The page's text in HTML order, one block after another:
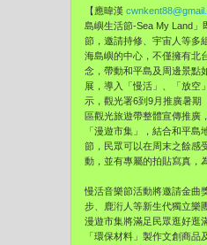
【應暐漢
島嶼生活節-Sea My Land」
節，邀請持修、 宇宙人等多
海島嶼的中心， 不僅擁有北
念， 帶動和平島及周邊景點
展，導入「慢活」、「放空
示，觀光署6到9月推廣暑期
區觀光旅遊帶整體宣傳推廣
「漫遊市集」， 結合和平島
節， 民眾可以在周末之餘感
動，並有專屬的拍貼寫真，
慢活音樂節活動將邀請金曲
步、鹿洐人等新生代獨立樂
漫遊市集將滿足民眾逛好逛
「環保材料」製作文創商品